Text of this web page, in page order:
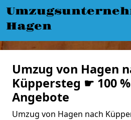
Hagen
Umzug von Hagen
Küppersteg ☛ 100
Angebote
Umzug von Hagen nach